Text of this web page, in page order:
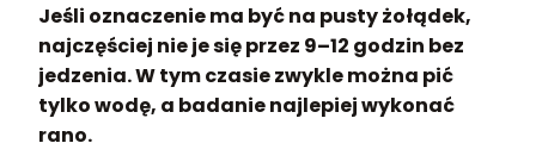
Jeśli oznaczenie ma być na pusty żołądek,
najczęściej nie je się przez 9–12 godzin bez
jedzenia. W tym czasie zwykle można pić
tylko wodę, a badanie najlepiej wykonać
rano.